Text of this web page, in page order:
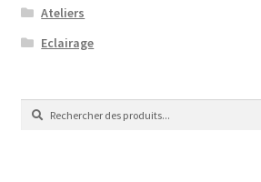
Ateliers
Eclairage
Recherche
Recherche